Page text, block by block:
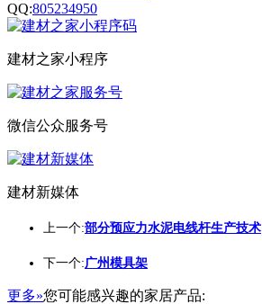
QQ:805234950
建材之家小程序
微信公众服务号
建材新媒体
上一个:部分预应力水泥电线杆生产技术
下一个:广州模具架
更多»您可能感兴趣的家居产品: